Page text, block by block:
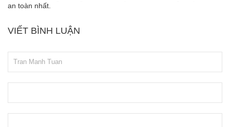
an toàn nhất.
VIẾT BÌNH LUẬN